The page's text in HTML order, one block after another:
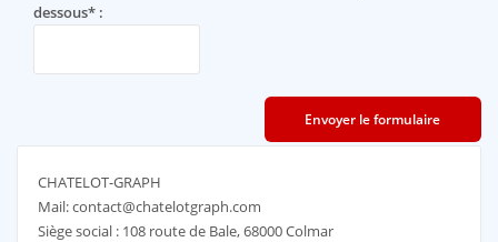
dessous* :
CHATELOT-GRAPH
Mail: contact@chatelotgraph.com
Siège social : 108 route de Bale, 68000 Colmar